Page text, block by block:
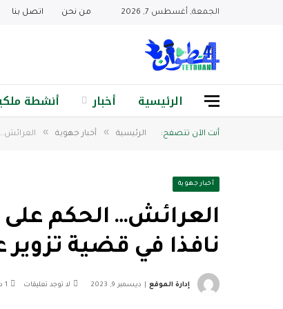
الجمعة, أغسطس 7, 2026 من نحن اتصل بنا
الرئيسية أخبار أنشطة
أنت الآن تتصفح: الرئيسية » أخبار جهوية »
أخبار جهوية
العرائش… الحكم
نافذا في قضية تزوير
إدارة الموقع ديسمبر 9, 2023 لا توجد تعليقات 1 دقائق